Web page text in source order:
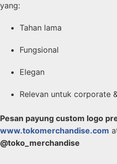
yang:
Tahan lama
Fungsional
Elegan
Relevan untuk corporate
Pesan payung custom logo
www.tokomerchandise.com
@toko_merchandise